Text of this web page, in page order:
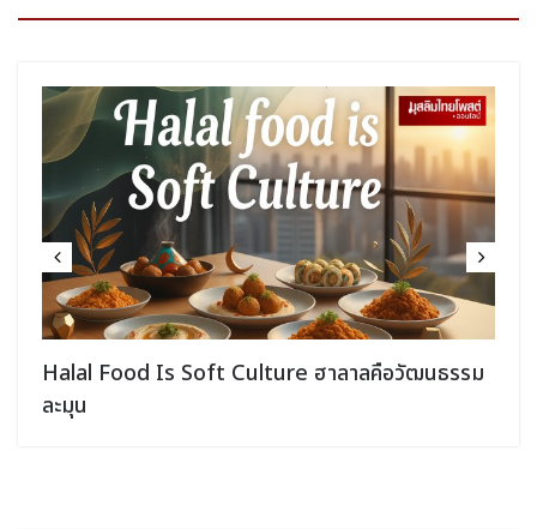
Food Is Soft Culture ฮาลาลคือวัฒนธรรม
กลยุทธ์ส่